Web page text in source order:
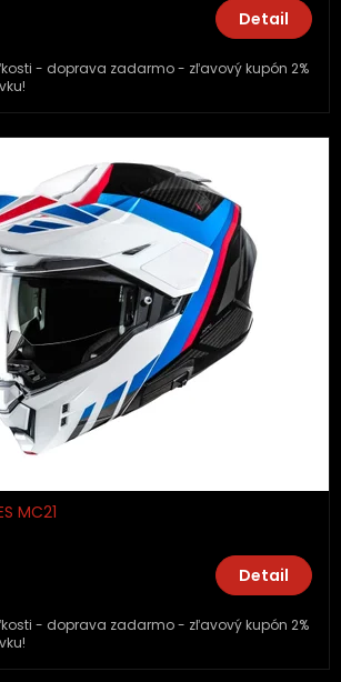
Detail
- doprava zadarmo - zľavový kupón 2%
MC21
Detail
- doprava zadarmo - zľavový kupón 2%